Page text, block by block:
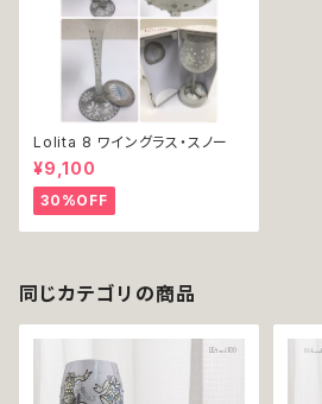
Lolita 8 ワイングラス・スノー
¥9,100
30%OFF
同じカテゴリの商品